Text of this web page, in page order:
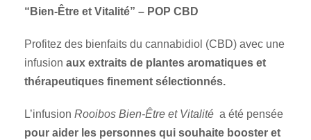
“Bien-Être et Vitalité” – POP CBD
Profitez des bienfaits du cannabidiol (CBD) avec une
infusion aux extraits de plantes aromatiques et
thérapeutiques finement sélectionnés.
L’infusion Rooibos Bien-Être et Vitalité a été pensée
pour aider les personnes qui souhaite booster et